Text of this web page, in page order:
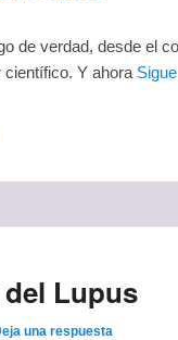
de verdad, desde el
Y ahora
Lupus
una respuesta